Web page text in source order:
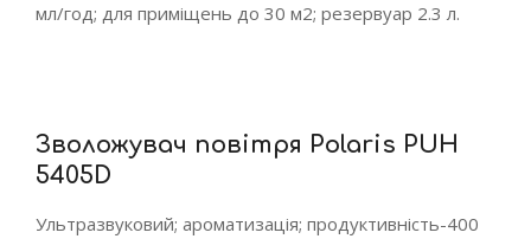
мл/год; для приміщень до 30 м2; резервуар 2.3 л.
Зволожувач повітря Polaris PUH
5405D
Ультразвуковий; ароматизація; продуктивність-400